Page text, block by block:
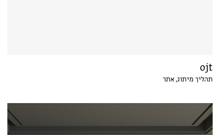
ojt
תהליך מיתוג, אתר